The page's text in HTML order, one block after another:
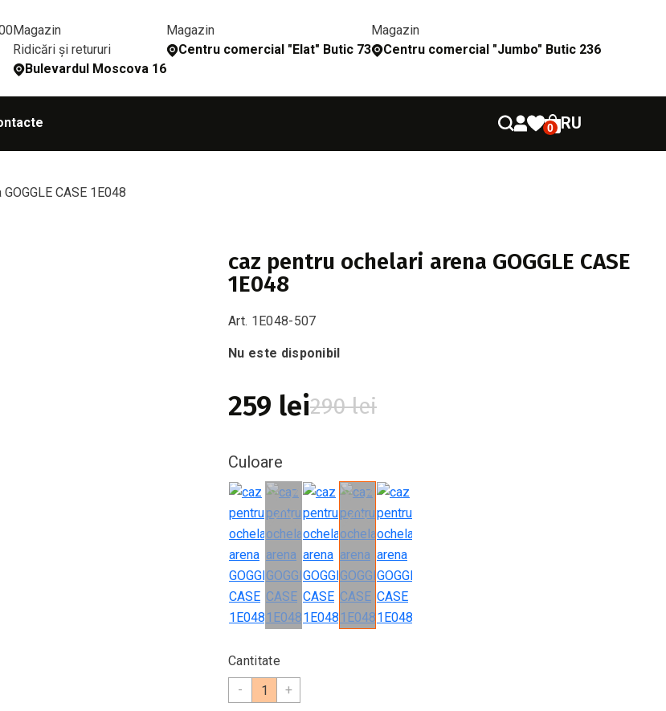
Magazin
Ridicări și retururi
Bulevardul Moscova 16
Magazin
Сentru comercial "Elat" Butic 73
Magazin
Сentru comercial "Jumbo" Butic 236
0 RU
CASE 1E048
caz pentru ochelari arena GOGGLE CASE
1E048
Art. 1E048-507
Nu este disponibil
259 lei290 lei
Culoare
Cantitate
-
+